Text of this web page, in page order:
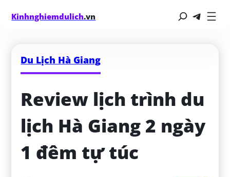
Kinhnghiemdulich.vn
Du Lịch Hà Giang
Review lịch trình du
lịch Hà Giang 2 ngày
1 đêm tự túc